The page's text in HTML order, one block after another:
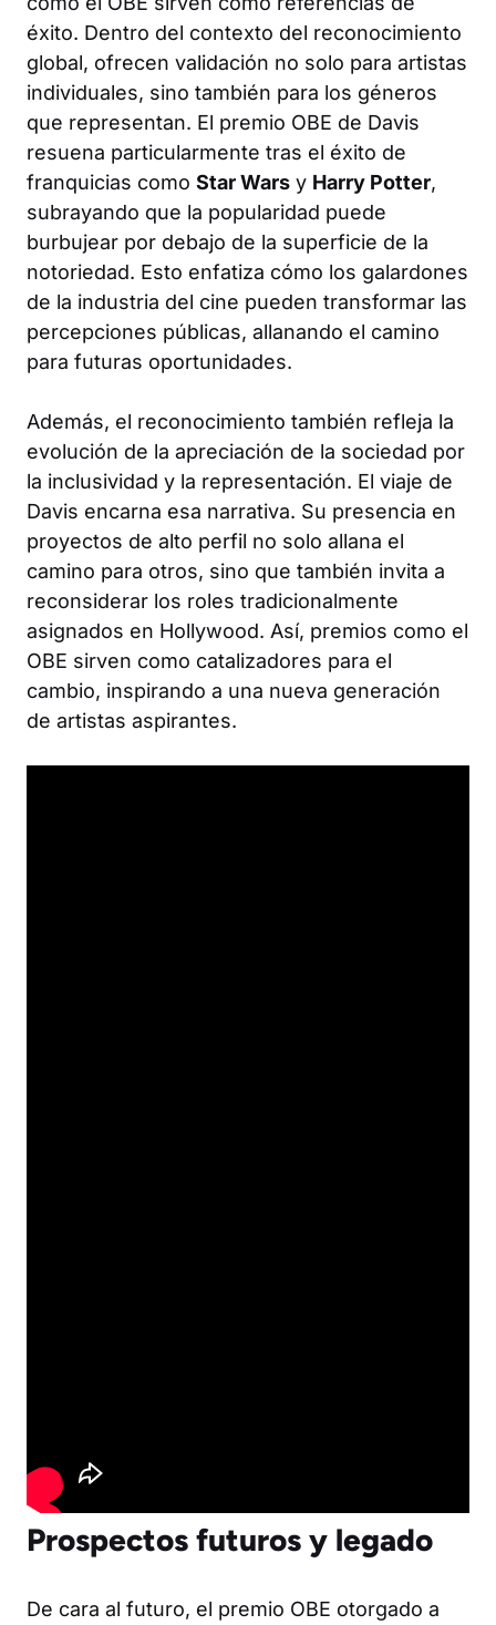
éxito. Dentro del contexto del reconocimiento
global, ofrecen validación no solo para artistas
individuales, sino también para los géneros
que representan. El premio OBE de Davis
resuena particularmente tras el éxito de
franquicias como Star Wars y Harry Potter,
subrayando que la popularidad puede
burbujear por debajo de la superficie de la
notoriedad. Esto enfatiza cómo los galardones
de la industria del cine pueden transformar las
percepciones públicas, allanando el camino
para futuras oportunidades.
Además, el reconocimiento también refleja la
evolución de la apreciación de la sociedad por
la inclusividad y la representación. El viaje de
Davis encarna esa narrativa. Su presencia en
proyectos de alto perfil no solo allana el
camino para otros, sino que también invita a
reconsiderar los roles tradicionalmente
asignados en Hollywood. Así, premios como el
OBE sirven como catalizadores para el
cambio, inspirando a una nueva generación
de artistas aspirantes.
Prospectos futuros y legado
De cara al futuro, el premio OBE otorgado a